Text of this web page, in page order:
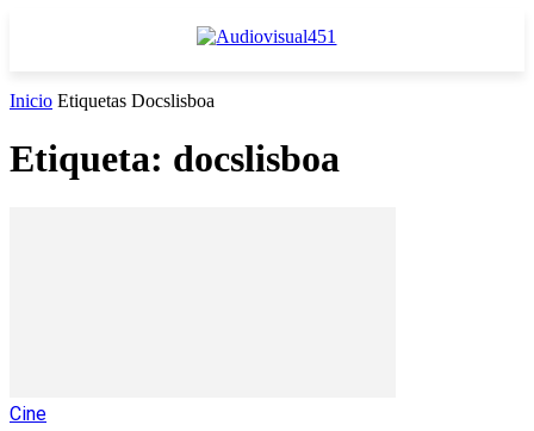
Inicio Etiquetas Docslisboa
Etiqueta: docslisboa
Cine